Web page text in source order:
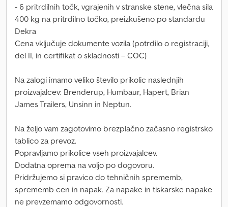
- 6 pritrdilnih točk, vgrajenih v stranske stene, vlečna sila
400 kg na pritrdilno točko, preizkušeno po standardu
Dekra
Cena vključuje dokumente vozila (potrdilo o registraciji,
del II, in certifikat o skladnosti – COC)
Na zalogi imamo veliko število prikolic naslednjih
proizvajalcev: Brenderup, Humbaur, Hapert, Brian
James Trailers, Unsinn in Neptun.
Na željo vam zagotovimo brezplačno začasno registrsko
tablico za prevoz.
Popravljamo prikolice vseh proizvajalcev.
Dodatna oprema na voljo po dogovoru.
Pridržujemo si pravico do tehničnih sprememb,
sprememb cen in napak. Za napake in tiskarske napake
ne prevzemamo odgovornosti.